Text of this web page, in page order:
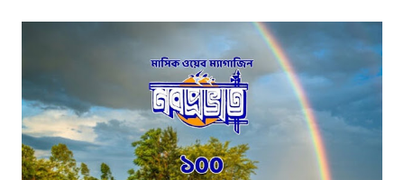
পড়াশুনার প্রতি যথেষ্ট তৎপর ও সহানুভূতিশীল। তাদের পড়াশুনায় কোনো খামতি রাখেননি।
যথা সময়ে তাদেরকে বিদ্যালয়ের মুখ দেখিয়েছে – টিউশনের বন্দোবস্ত করেছে। তাদের জীবন
যাতে সুখকর হয় সেটাই প্রতিদিন ভগবানের কাছে প্রার্থনা করেছে। পাঁচ-পাঁচটি ছেলেমেয়ের
মধ্যে সবাইকে উচ্চশিক্ষিত করে তোলা একপ...